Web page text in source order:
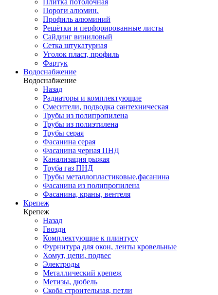
Плитка потолочная
Пороги алюмин.
Профиль алюминий
Решётки и перфорированные листы
Сайдинг виниловый
Сетка штукатурная
Уголок пласт, профиль
Фартук
Водоснабжение
Водоснабжение
Назад
Радиаторы и комплектующие
Смесители, подводка сантехническая
Трубы из полипропилена
Трубы из полиэтилена
Трубы серая
Фасанина серая
Фасанина черная ПНД
Канализация рыжая
Труба газ ПНД
Трубы металлопластиковые,фасанина
Фасанина из полипропилена
Фасанина, краны, вентеля
Крепеж
Крепеж
Назад
Гвозди
Комплектующие к плинтусу
Фурнитура для окон, ленты кровельные
Хомут, цепи, подвес
Электроды
Металлический крепеж
Метизы, дюбель
Скоба строительная, петли